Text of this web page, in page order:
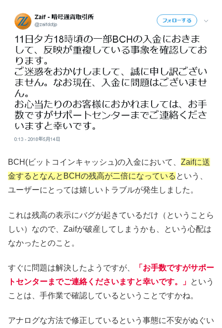
BCH(ビットコインキャッシュ)の入金において、 Zaifに送
金するとなんとBCHの残高が二倍になっている という、
ユーザーにとっては嬉しいトラブルが発生しました。
これは残高の表示にバグが起きているだけ（ということら
しい）なので、Zaifが破産してしまうかも、という心配は
なかったとのこと。
すぐに問題は解決したようですが、
「お手数ですがサポー
トセンターまでご連絡くださいますと幸いです。」 という
ことは、手作業で確認しているということですかね。
アナログな方法で修正しているという事態に不安がぬぐい